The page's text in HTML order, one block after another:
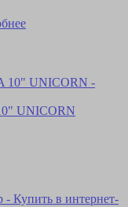
UNICORN